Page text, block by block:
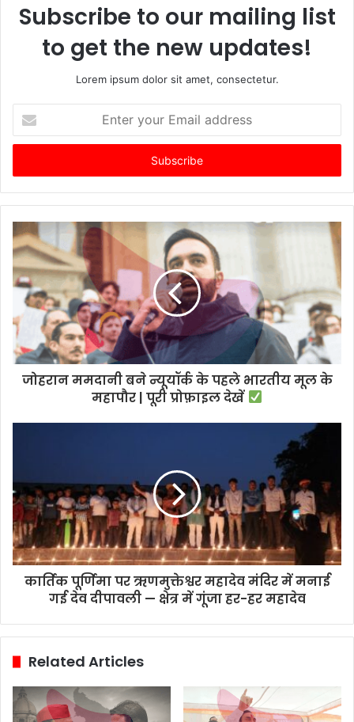
Subscribe to our mailing list
to get the new updates!
Lorem ipsum dolor sit amet, consectetur.
your
Email
जोहरान ममदानी बने न्यूयॉर्क के पहले भारतीय मूल के
महापौर | पूरी प्रोफ़ाइल देखें
कार्तिक पूर्णिमा पर ऋणमुक्तेश्वर महादेव मंदिर में मनाई
गई देव दीपावली — क्षेत्र में गूंजा हर-हर महादेव
Related Articles